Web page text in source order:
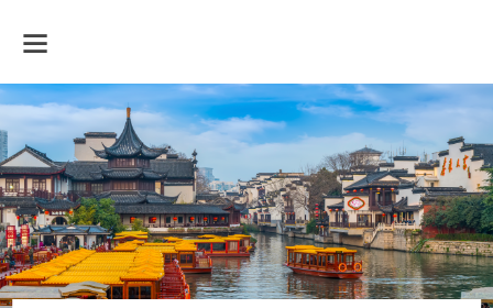
Services
Tour Packages
Air Tickets
Car Rental